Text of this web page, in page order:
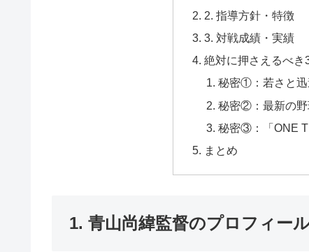
2. 指導方針・特徴
3. 対戦成績・実績
絶対に押さえるべき
秘密①：若さと迅
秘密②：最新の野
秘密③：「ONE
まとめ
1. 青山尚緯監督のプロフィー